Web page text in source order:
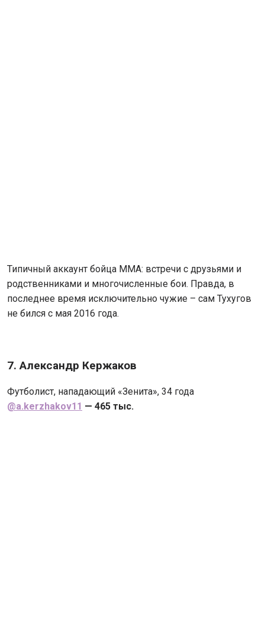
Типичный аккаунт бойца MMA: встречи с друзьями и
родственниками и многочисленные бои. Правда, в
последнее время исключительно чужие – сам Тухугов
не бился с мая 2016 года.
7. Александр Кержаков
Футболист, нападающий «Зенита», 34 года
@a.kerzhakov11 — 465 тыс.